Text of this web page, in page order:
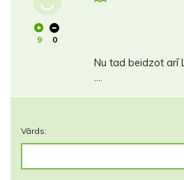
9 0
Nu tad beidzot arī
....
Vārds: